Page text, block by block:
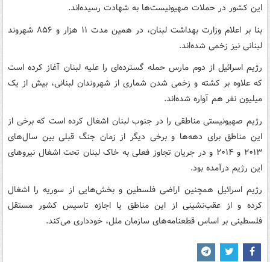
این کشور در حملات صهیونیست‌ها به شهادت رسیده‌اند.
بنا بر اعلام وزارت بهداشت لبنان، در همین مدت ۱۱ هزار و ۸۵۶ شهروند
لبنانی نیز زخمی شده‌اند.
رژیم اسرائیل از دوم مارس حمله گسترده‌ای را علیه لبنان آغاز کرده است
که علاوه بر کشته و زخمی شدن شماری از شهروندان لبنانی، بیش از یک
میلیون نفر هم آواره شده‌اند.
رژیم صهیونیستی مناطقی را در جنوب لبنان اشغال کرده است که برخی از
این مناطق برای دهه‌ها و برخی دیگر از زمان جنگ قبلی بین سال‌های
۲۰۱۳ و ۲۰۱۴ و در جریان تجاوز فعلی به خاک لبنان تحت اشغال نیروهای
این رژیم درآمده بود.
رژیم اسرائیل همچنین اراضی فلسطین و بخش‌هایی از سوریه را اشغال
کرده و از عقب‌نشینی از این مناطق یا اجازه تاسیس کشور مستقل
فلسطینی بر اساس قطعنامه‌های سازمان ملل، خودداری می‌کند.